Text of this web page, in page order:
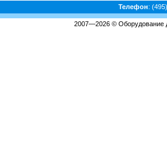
Телефон:
2007—2026 © Оборудование